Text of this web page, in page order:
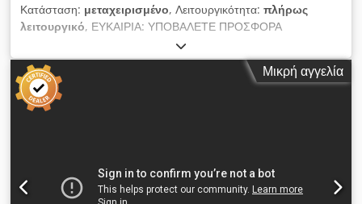
Κατάσταση: μεταχειρισμένο, Λειτουργικότητα: πλήρως
λειτουργικό, ΕΥΚΑΙΡΙΑ: ΥΠΟΒΑΛΕΤΕ ΠΡΟΣΦΟΡΑ
(Αποδεκτή)!!! MAN Roland Practica PRZ 00 Δίκρωμη πρέσα
offset Τύπος: Μηχανή εκτύπωσης φύλλων Κατασκευαστής:
MAN Roland Dodpfozg Nb Iex Afnsck Μοντέλο: Practica PRZ
00 Χρώματα: 2 Σημαντική σημείωση: Μόνο 14 εκατομμύρια
εκτυπώσεις!!! Μέγιστο μέγεθος χαρτιού: 360 x 520 mm
Ιταλία ΣΗΜΕΙΩΣΗ: ΣΑΣ ΠΑΡΑΚΑΛΟΥΜΕ ΚΑΝΤΕ
ΠΡΟΣΦΟΡΑ!!!
Μικρή αγγελία